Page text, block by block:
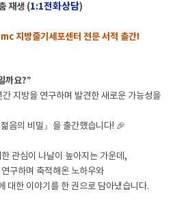
재생 (1:1전화상담)
지방줄기세포센터 전문 서적 출간!
까요?”
지방을 연구하며 발견한 새로운 가능성을
음의 비밀』을 출간했습니다! 🎉
관심이 나날이 높아지는 가운데,
구하며 축적해온 노하우와
대한 이야기를 한 권으로 담아냈습니다.